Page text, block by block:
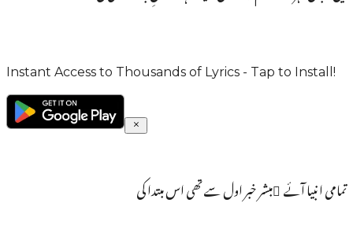
Instant Access to Thousands of Lyrics - Tap to Install!
تمامی انبیا آئے ُمبشر خبر اول سے تھی اس مبتدا کی